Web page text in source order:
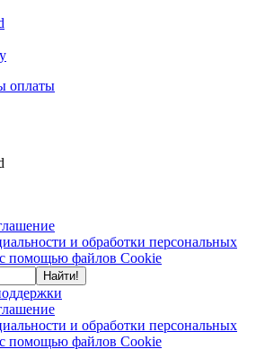
оплаты
и обработки персональных
помощью файлов Cookie
Найти!
и обработки персональных
помощью файлов Cookie